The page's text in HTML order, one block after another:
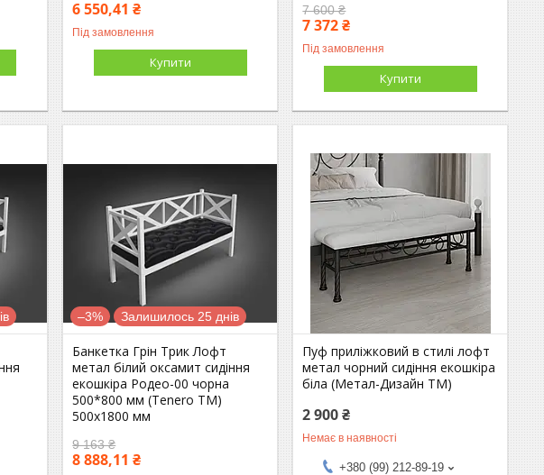
6 550,41 ₴
Під замовлення
Купити
7 600 ₴
7 372 ₴
Під замовлення
Купити
–3% Залишилось 25 днів
Банкетка Грін Трик Лофт
метал білий оксамит сидіння
екошкіра Родео-00 чорна
500*800 мм (Tenero TM)
500х1800 мм
9 163 ₴
8 888,11 ₴
Пуф приліжковий в стилі лофт
метал чорний сидіння екошкіра
біла (Метал-Дизайн ТМ)
2 900 ₴
Немає в наявності
+380 (99) 212-89-19